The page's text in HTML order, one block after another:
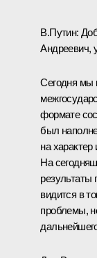
В.Путин:
Андреевич,
Сегодня мы
формате
был
на
На
результаты
видится в
проблемы,